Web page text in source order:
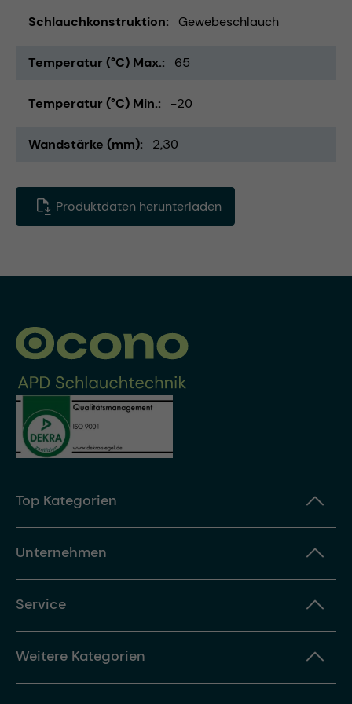
Schlauchkonstruktion Gewebeschlauch
Temperatur (°C) Max. 65
Temperatur (°C) Min. -20
Wandstärke (mm) 2,30
Produktdaten herunterladen
Top Kategorien
Unternehmen
Service
Weitere Kategorien